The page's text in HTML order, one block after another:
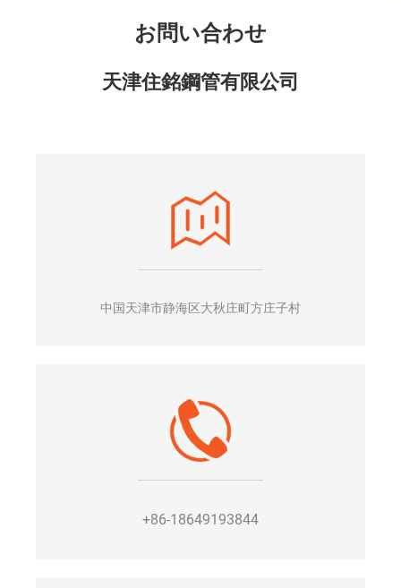
お問い合わせ
天津住銘鋼管有限公司
中国天津市静海区大秋庄町方庄子村
+86-18649193844